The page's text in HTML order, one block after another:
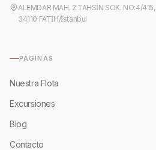
ALEMDAR MAH. 2 TAHSİN SOK. NO:4/415,
34110 FATİH/İstanbul
PÁGINAS
Nuestra Flota
Excursiones
Blog
Contacto